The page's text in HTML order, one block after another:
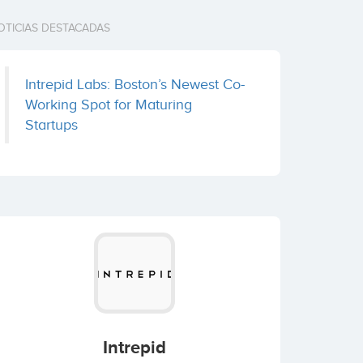
DESTACADAS
Intrepid Labs: Boston’s Newest Co-
Working Spot for Maturing
Startups
Intrepid